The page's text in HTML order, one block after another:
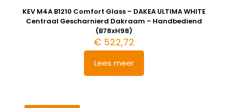
KEV M4A B1210 Comfort Glass – DAKEA ULTIMA WHITE
Centraal Gescharnierd Dakraam – Handbediend
(B78xH98)
€ 522,72
Lees meer